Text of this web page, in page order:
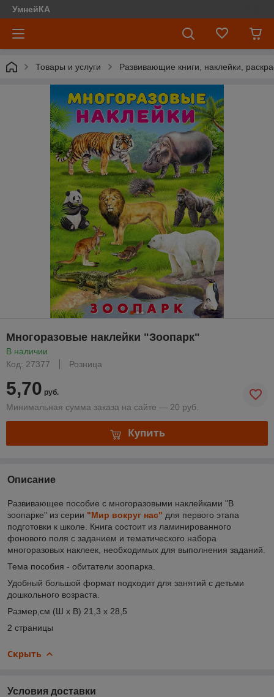
УмнейКА
Товары и услуги Развивающие книги, наклейки,
Многоразовые наклейки "Зоопарк"
В наличии
Код: 27377
Розница
5,70 руб.
Минимальная сумма заказа на сайте — 20 руб.
Купить
Описание
Развивающее пособие с многоразовыми наклейками "В
зоопарке" из серии "Мир вокруг нас" для первого этапа
подготовки к школе. Книга состоит из ламинированного
фонового поля с заданием и тематического набора
многоразовых наклеек, необходимых для выполнения заданий.
Тема пособия - обитатели зоопарка.
Удобный большой формат подходит для занятий с детьми
дошкольного возраста.
Размер,см (Ш х В) 21,3 х 28,5
2 страницы
Скрыть
Условия доставки